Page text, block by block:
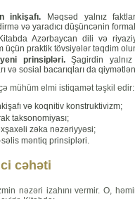
inkişafı. Məqsəd yalnız
və yaradıcı düşüncənin
Azərbaycan dili və
üçün praktik tövsiyələr təqdim
prinsipləri.Şagirdin yalnız
və sosial bacarıqları da
mühüm elmi istiqamət təşkil edir:
və koqnitiv konstruktivizm;
taksonomiyası;
zəka nəzəriyyəsi;
səlis məntiq prinsipləri.
cəhəti
nəzəri izahını vermir. O,